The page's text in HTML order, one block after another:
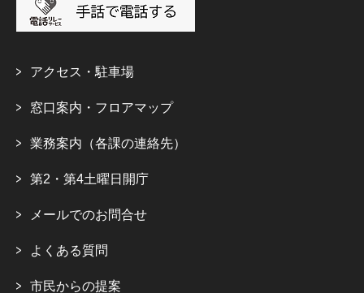
アクセス・駐車場
窓口案内・フロアマップ
業務案内（各課の連絡先）
第2・第4土曜日開庁
メールでのお問合せ
よくある質問
市民からの提案